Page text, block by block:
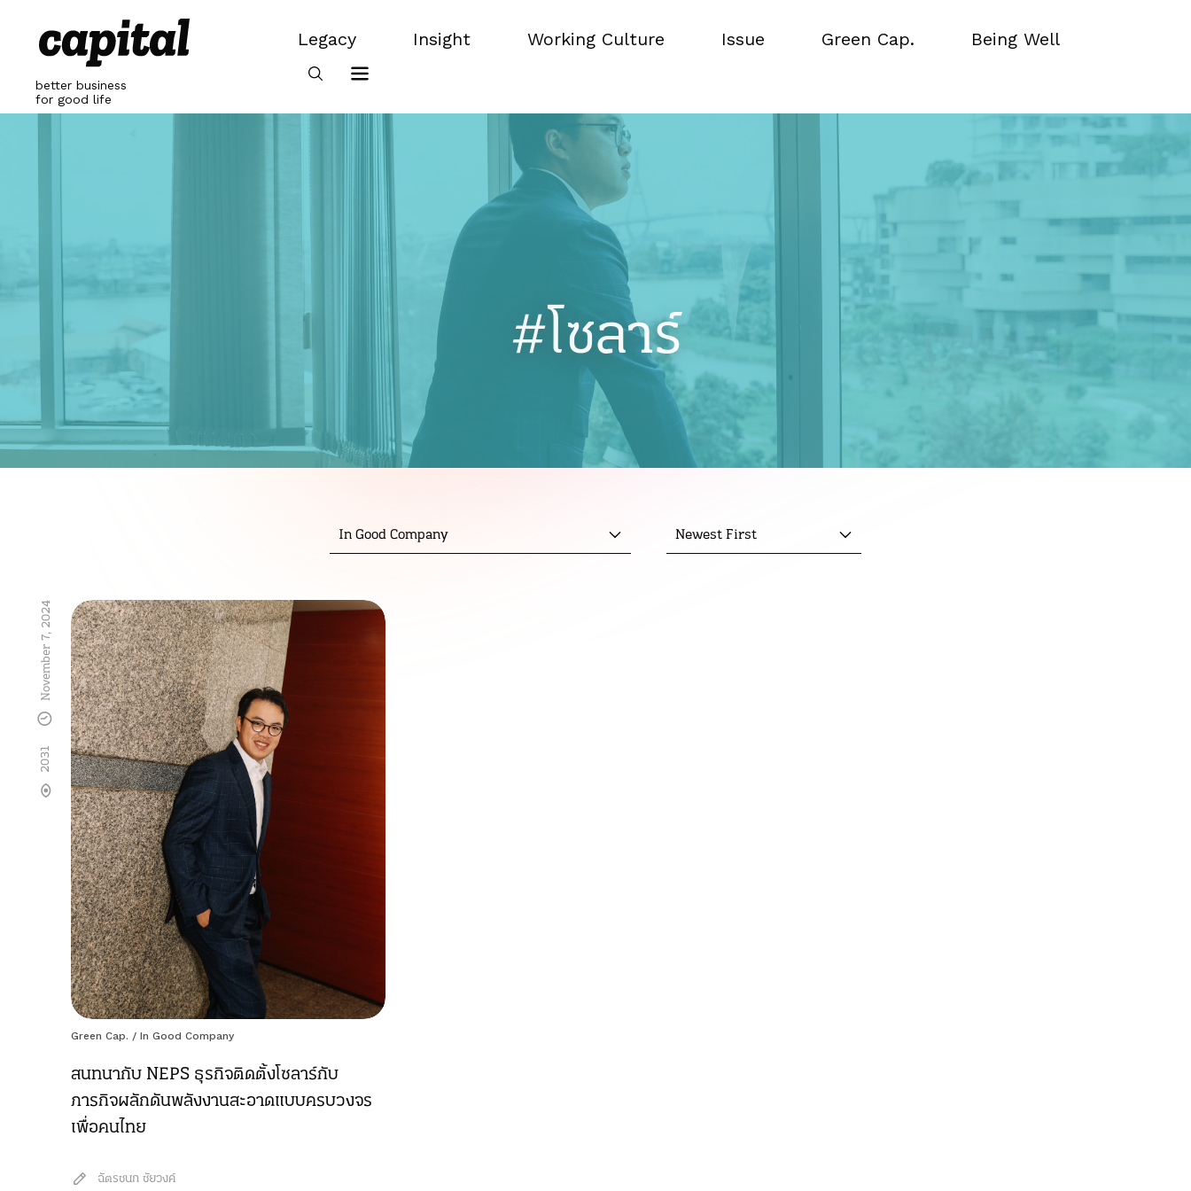
content
better business
for good life
Legacy
Legacy
Insight
Working Culture
Issue
Green Cap.
Being Well
#โซลาร์
In Good Company Newest First
Green Cap. / In Good Company
สนทนากับ NEPS ธุรกิจติดตั้งโซลาร์กับ
ภารกิจผลักดันพลังงานสะอาดแบบครบวงจร
เพื่อคนไทย
ฉัตรชนก ชัยวงค์
2031
November 7, 2024